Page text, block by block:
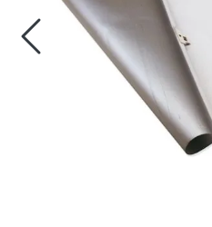
Motor/Styring
Fortøyning
Fritid/Sikkerhet